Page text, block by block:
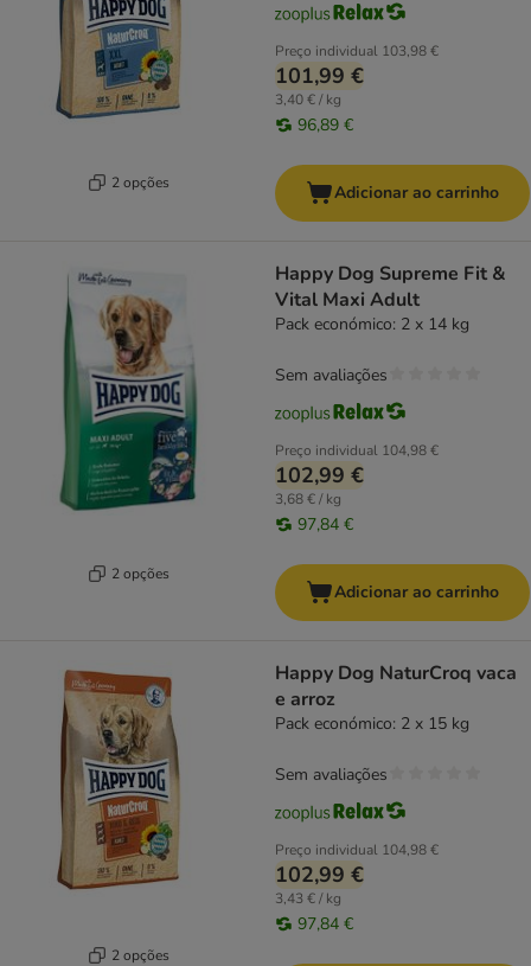
2 opções
Preço individual 103,98 €
101,99 €
3,40 € / kg
96,89 €
Adicionar ao carrinho
2 opções
Happy Dog Supreme Fit &
Vital Maxi Adult
Pack económico: 2 x 14 kg
Preço individual 104,98 €
102,99 €
3,68 € / kg
97,84 €
Sem avaliações
Adicionar ao carrinho
2 opções
Happy Dog NaturCroq vaca
e arroz
Pack económico: 2 x 15 kg
Preço individual 104,98 €
102,99 €
3,43 € / kg
97,84 €
Sem avaliações